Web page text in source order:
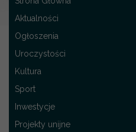
Aktualności
Ogłoszenia
Uroczystości
Kultura
Sport
Inwestycje
Projekty unijne